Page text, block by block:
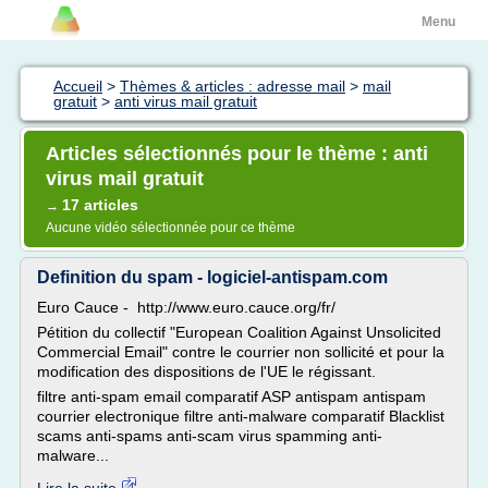
Menu
Accueil > Thèmes & articles : adresse mail > mail
gratuit > anti virus mail gratuit
Articles sélectionnés pour le thème : anti
virus mail gratuit
→ 17 articles
Aucune vidéo sélectionnée pour ce thème
Definition du spam - logiciel-antispam.com
Euro Cauce - http://www.euro.cauce.org/fr/
Pétition du collectif "European Coalition Against Unsolicited
Commercial Email" contre le courrier non sollicité et pour la
modification des dispositions de l'UE le régissant.
filtre anti-spam email comparatif ASP antispam antispam
courrier electronique filtre anti-malware comparatif Blacklist
scams anti-spams anti-scam virus spamming anti-
malware...